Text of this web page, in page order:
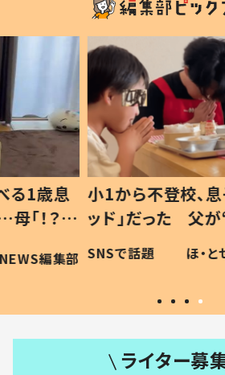
歳息
？」
編集部
小1から不登校、息子
ッド」だった 父が“
作り続ける理由とは
#令和の子
SNSで話題 ほ・とせ
ライター募集